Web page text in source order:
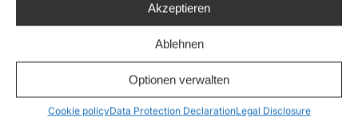
Akzeptieren
Ablehnen
Optionen verwalten
Cookie policyData Protection DeclarationLegal Disclosure
How Malta and EU authorities left people
to die at sea and returned survivors to
war
By Lennart Diesen